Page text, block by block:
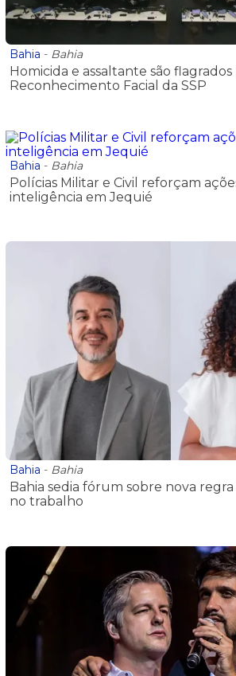
Bahia - Bahia
Homicida e assaltante são
Reconhecimento Facial da SSP
Bahia - Bahia
Polícias Militar e Civil reforçam
inteligência em Jequié
Bahia - Bahia
Bahia sedia fórum sobre nova
no trabalho